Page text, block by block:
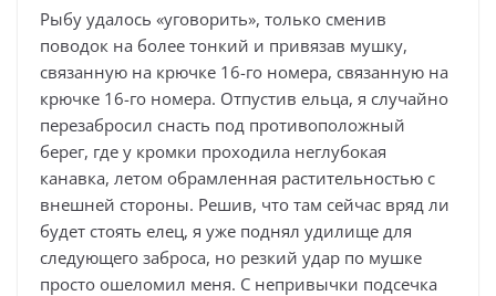
Рыбу удалось «уговорить», только сменив
поводок на более тонкий и привязав мушку,
связанную на крючке 16-го номера, связанную на
крючке 16-го номера. Отпустив ельца, я случайно
перезабросил снасть под противоположный
берег, где у кромки проходила неглубокая
канавка, летом обрамленная растительностью с
внешней стороны. Решив, что там сейчас вряд ли
будет стоять елец, я уже поднял удилище для
следующего заброса, но резкий удар по мушке
просто ошеломил меня. С непривычки подсечка